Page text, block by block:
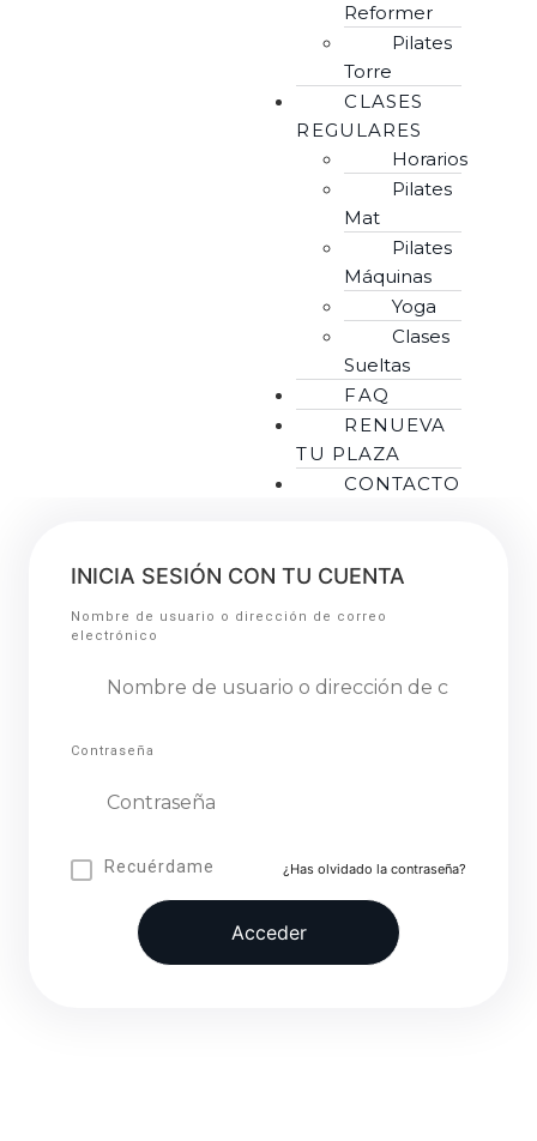
Reformer
Pilates
Torre
CLASES
REGULARES
Horarios
Pilates
Mat
Pilates
Máquinas
Yoga
Clases
Sueltas
FAQ
RENUEVA
TU PLAZA
CONTACTO
INICIA SESIÓN CON TU CUENTA
Nombre de usuario o dirección de correo
electrónico
Contraseña
Recuérdame ¿Has olvidado la contraseña?